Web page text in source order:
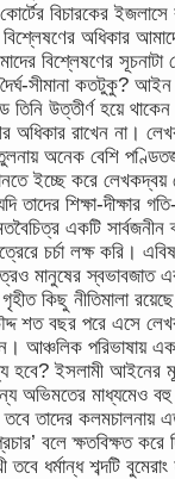
বিচারকের
বিশ্লেষণের অধিকার
বিশ্লেষণের
সীমানা কতটুকু? আইন
তিনি উত্তীর্ণ হয়ে
অধিকার রাখেন না।
অনেক বেশি
ইচ্ছে করে লেখকদ্বয়
তাদের শিক্ষা-
একটি
চর্চা লক্ষ করি।
মানুষের
গৃহীত কিছু নীতিমালা
শত বছর পরে এসে
আঞ্চলিক পরিভাষায়
হবে? ইসলামী আইনের
অভিমতের মাধ্যমেও
তাদের কলমচালনায়
বলে ক্ষতবিক্ষত
তবে ধর্মান্ধ শব্দটি